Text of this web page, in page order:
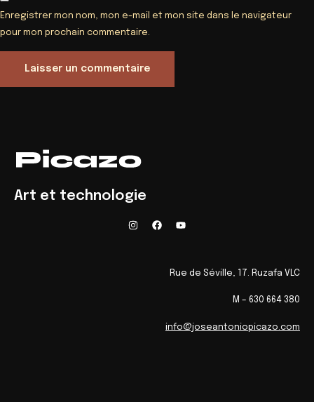
Enregistrer mon nom, mon e-mail et mon site dans le navigateur
pour mon prochain commentaire.
Art et technologie
Rue de Séville, 17. Ruzafa VLC
M – 630 664 380
info@joseantoniopicazo.com